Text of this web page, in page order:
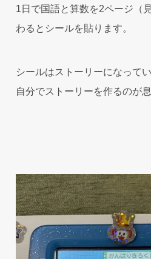
1日で国語と算数を2ページ（
わるとシールを貼ります。
シールはストーリーになって
自分でストーリーを作るのが